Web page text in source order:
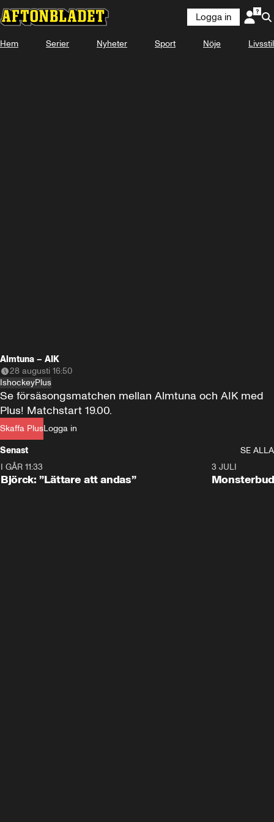
KOMMER
Se snart på Plus Video
Logga in
Hem Serier Nyheter Sport Nöje Livsstil
Almtuna – AIK
28 augusti 16:50
IshockeyPlus
Skaffa PlusLogga in
Se försäsongsmatchen mellan Almtuna och AIK med
Plus! Matchstart 19.00.
Senast
SE ALLA
I GÅR 11:33
Björck: ”Lättare att andas”
3 JULI